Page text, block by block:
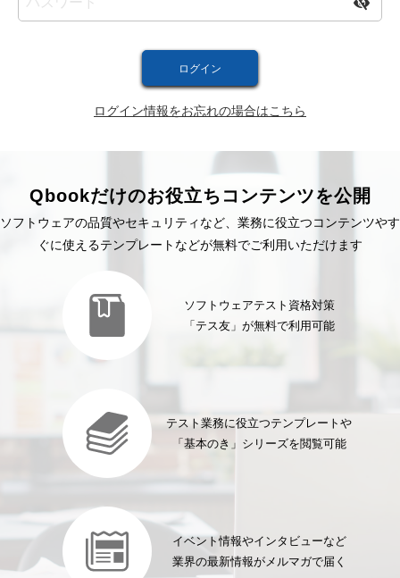
ログイン情報をお忘れの場合はこちら
Qbookだけのお役立ちコンテンツを公開
ソフトウェアの品質やセキュリティなど、業務に役立つコンテンツやす
ぐに使えるテンプレートなどが無料でご利用いただけます
ソフトウェアテスト資格対策
「テス友」が無料で利用可能
テスト業務に役立つテンプレートや
「基本のき」シリーズを閲覧可能
イベント情報やインタビューなど
業界の最新情報がメルマガで届く